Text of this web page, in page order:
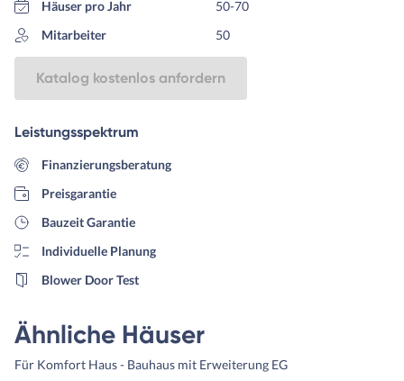
Häuser pro Jahr
50-70
Mitarbeiter
50
Katalog kostenlos anfordern
Leistungsspektrum
Finanzierungsberatung
Preisgarantie
Bauzeit Garantie
Individuelle Planung
Blower Door Test
Ähnliche Häuser
Für Komfort Haus - Bauhaus mit Erweiterung EG